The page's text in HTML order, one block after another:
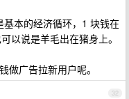
本的经济循环，1 块钱在
以说是羊毛出在猪身上。
做广告拉新用户呢。
32